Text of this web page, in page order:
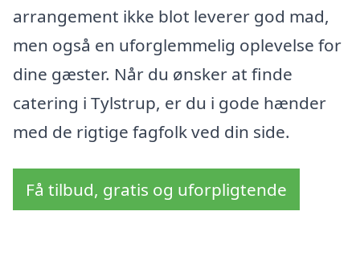
arrangement ikke blot leverer god mad,
men også en uforglemmelig oplevelse for
dine gæster. Når du ønsker at finde
catering i Tylstrup, er du i gode hænder
med de rigtige fagfolk ved din side.
Få tilbud, gratis og uforpligtende